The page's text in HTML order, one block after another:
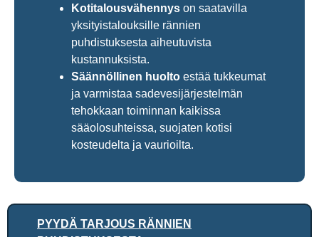
Kotitalousvähennys on saatavilla
yksityistalouksille rännien
puhdistuksesta aiheutuvista
kustannuksista.
Säännöllinen huolto estää tukkeumat
ja varmistaa sadevesijärjestelmän
tehokkaan toiminnan kaikissa
sääolosuhteissa, suojaten kotisi
kosteudelta ja vaurioilta.
PYYDÄ TARJOUS RÄNNIEN